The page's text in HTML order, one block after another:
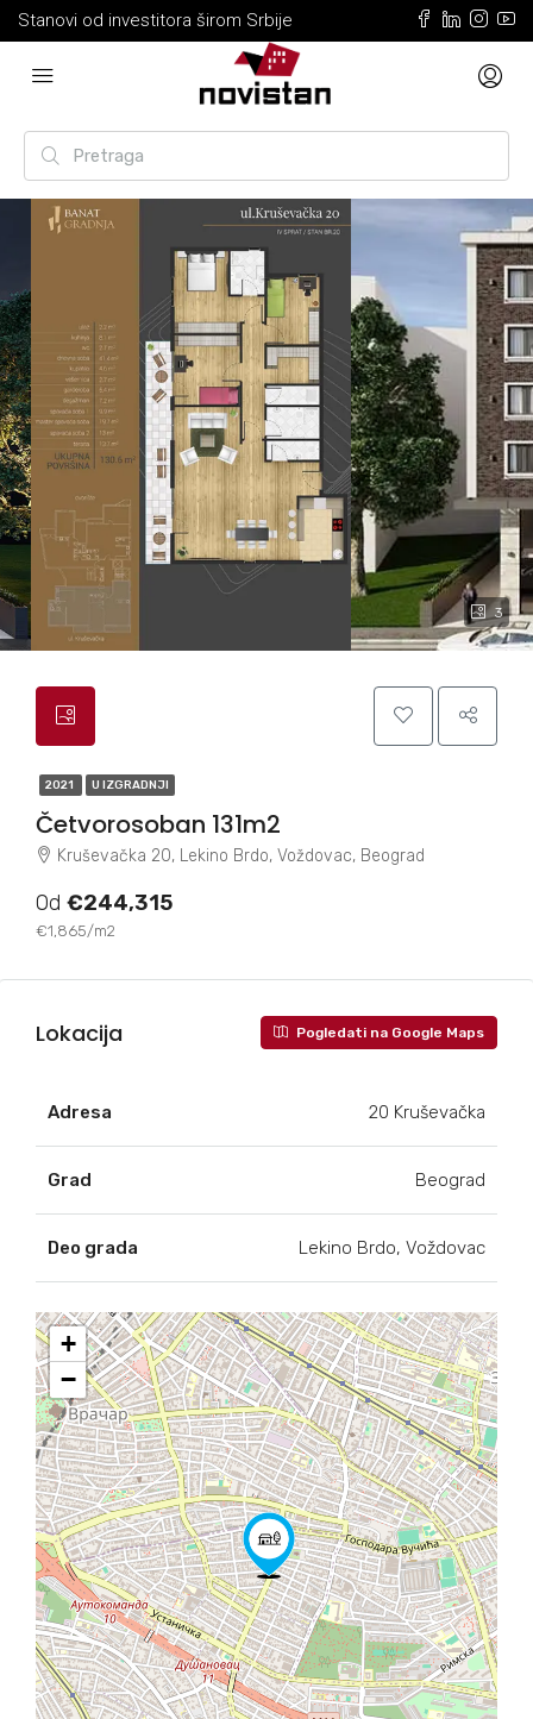
Stanovi od investitora širom Srbije
3
2021 U IZGRADNJI
Četvorosoban 131m2
Kruševačka 20, Lekino Brdo, Voždovac, Beograd
Od €244,315
€1,865/m2
Lokacija Pogledati na Google Maps
Adresa 20 Kruševačka
Grad Beograd
Deo grada Lekino Brdo, Voždovac
+
−